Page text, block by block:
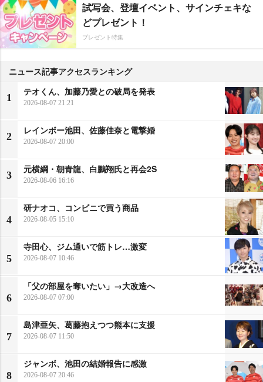
試写会、登壇イベント、サインチェキな
どプレゼント！
プレゼント特集
ニュース記事アクセスランキング
1
テオくん、加藤乃愛との破局を発表
2026-08-07 21:21
2
レインボー池田、佐藤佳奈と電撃婚
2026-08-07 20:00
3
元横綱・朝青龍、白鵬翔氏と再会2S
2026-08-06 16:16
4
研ナオコ、コンビニで買う商品
2026-08-05 15:10
5
寺田心、ジム通いで筋トレ…激変
2026-08-07 10:46
6
「父の部屋を奪いたい」→大改造へ
2026-08-07 07:00
7
島津亜矢、葛藤抱えつつ熊本に支援
2026-08-07 11:50
8
ジャンボ、池田の結婚報告に感激
2026-08-07 20:46